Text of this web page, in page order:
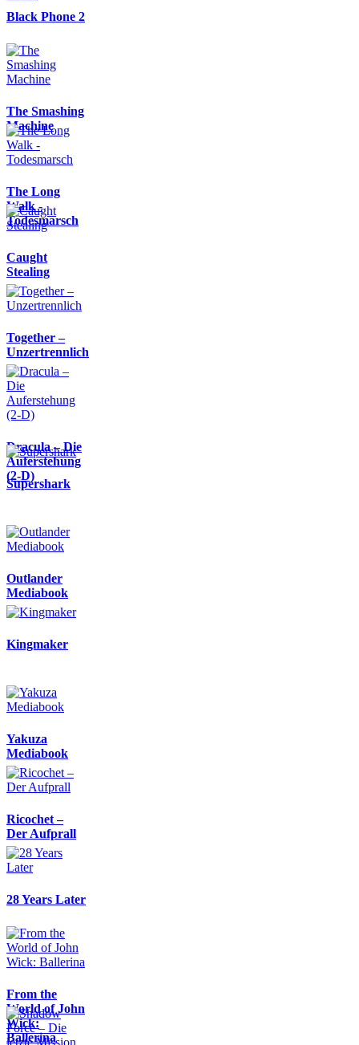
Black Phone 2
The Smashing
Machine
The Long
Walk -
Todesmarsch
Caught
Stealing
Together –
Unzertrennlich
Dracula – Die
Auferstehung
(2-D)
Supershark
Outlander
Mediabook
Kingmaker
Yakuza
Mediabook
Ricochet –
Der Aufprall
28 Years Later
From the
World of John
Wick:
Ballerina